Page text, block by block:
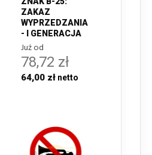
ZAKAZ
WYPRZEDZANIA
- I GENERACJA
Już od
78,72 zł
64,00 zł